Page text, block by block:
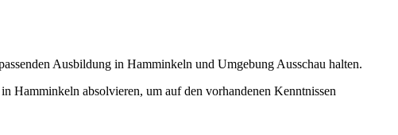
Ausbildung in Hamminkeln und Umgebung Ausschau halten.
Hamminkeln absolvieren, um auf den vorhandenen Kenntnissen